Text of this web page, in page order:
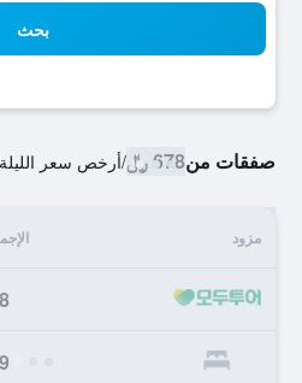
بحث
صفقات من678 ﷼ /أرخص سعر الليلة
مزود